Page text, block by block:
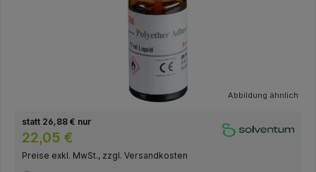
Abbildung ähnlich
statt 26,88 € nur
22,05 €
Preise exkl. MwSt., zzgl. Versandkosten